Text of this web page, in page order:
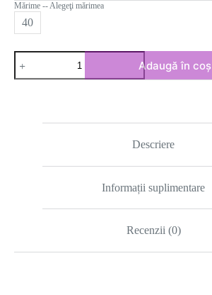
a
este:
Mărime -- Alegeţi mărimea
40
Cantitate
Rochie
grey
Adaugă în coș
Descriere
Informații suplimentare
Recenzii (0)